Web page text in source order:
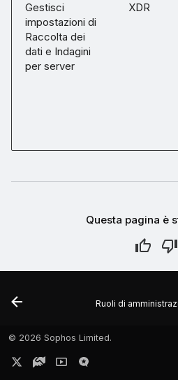
Gestisci
impostazioni di
Raccolta dei
dati e Indagini
per server
XDR
Questa pagina è
Ruoli di
© 2026 Sophos Limited.